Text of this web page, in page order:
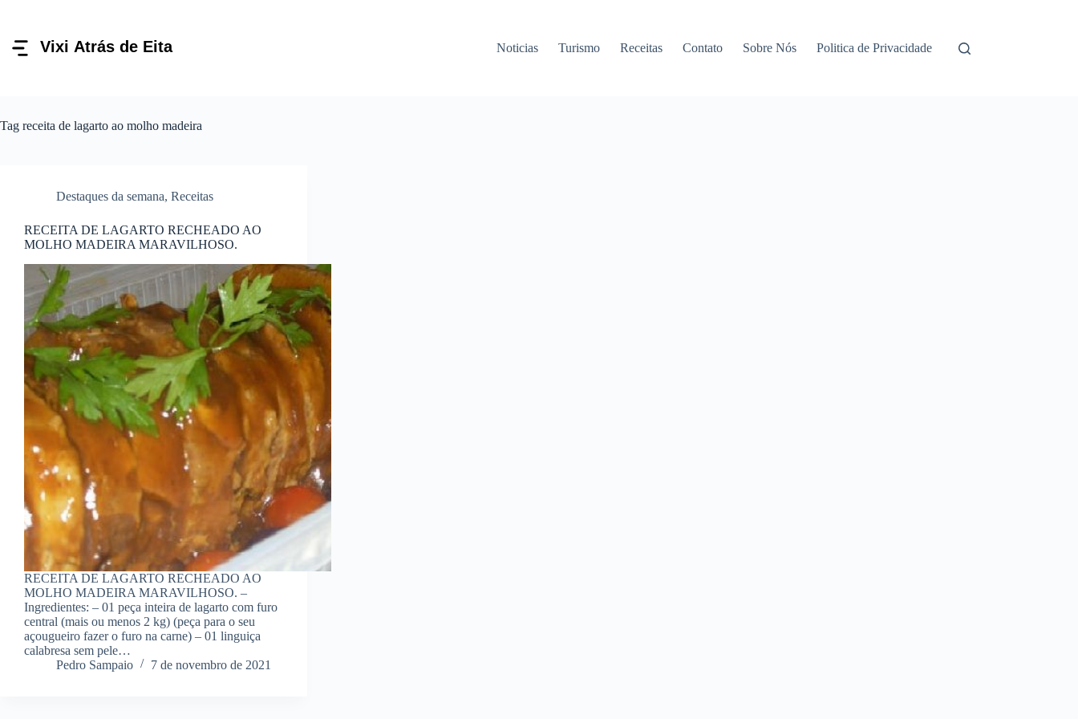
conteúdo
Noticias Turismo Receitas Contato Sobre Nós Politica de Privacidade
Tag receita de lagarto ao molho madeira
Destaques da semana, Receitas
RECEITA DE LAGARTO RECHEADO AO
MOLHO MADEIRA MARAVILHOSO.
RECEITA DE LAGARTO RECHEADO AO
MOLHO MADEIRA MARAVILHOSO. –
Ingredientes: – 01 peça inteira de lagarto com furo
central (mais ou menos 2 kg) (peça para o seu
açougueiro fazer o furo na carne) – 01 linguiça
calabresa sem pele…
Pedro Sampaio
7 de novembro de 2021